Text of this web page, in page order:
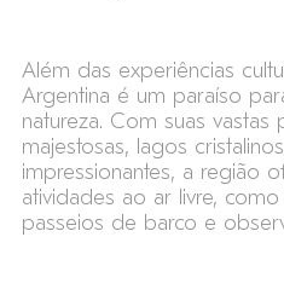
Além das experiências
Argentina é um paraíso
natureza. Com suas vastas
majestosas, lagos
impressionantes, a região
atividades ao ar livre,
passeios de barco e